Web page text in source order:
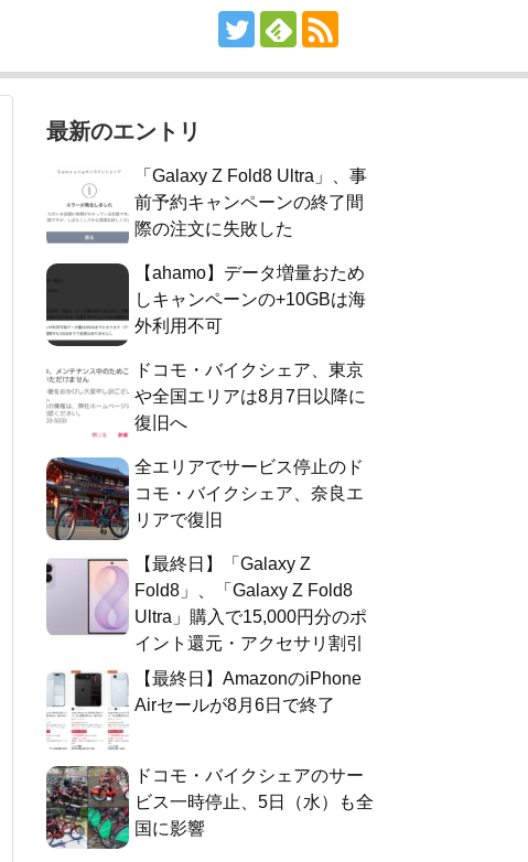
最新のエントリ
「Galaxy Z Fold8 Ultra」、事
前予約キャンペーンの終了間
際の注文に失敗した
【ahamo】データ増量おため
しキャンペーンの+10GBは海
外利用不可
ドコモ・バイクシェア、東京
や全国エリアは8月7日以降に
復旧へ
全エリアでサービス停止のド
コモ・バイクシェア、奈良エ
リアで復旧
【最終日】「Galaxy Z
Fold8」、「Galaxy Z Fold8
Ultra」購入で15,000円分のポ
イント還元・アクセサリ割引
【最終日】AmazonのiPhone
Airセールが8月6日で終了
ドコモ・バイクシェアのサー
ビス一時停止、5日（水）も全
国に影響